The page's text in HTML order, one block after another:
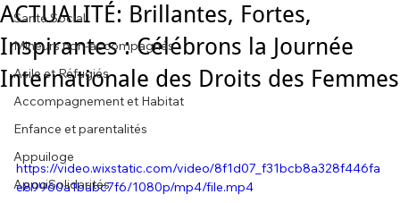
Santé Social
Mineurs non-accompagnés
Asile et Réfugiés
Accompagnement et Habitat
Enfance et parentalités
Appuiloge
AppuiSolidarités
ACTUALITÉ: Brillantes, Fortes,
Inspirantes : Célébrons la Journée
Internationale des Droits des Femmes
https://video.wixstatic.com/video/8f1d07_f31bcb8a328f446fa
e89960a1babc7f6/1080p/mp4/file.mp4